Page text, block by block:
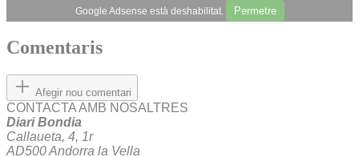
Google Adsense està deshabilitat. Permetre
Comentaris
Afegir nou comentari
CONTACTA AMB NOSALTRES
Diari Bondia
Callaueta, 4, 1r
AD500 Andorra la Vella